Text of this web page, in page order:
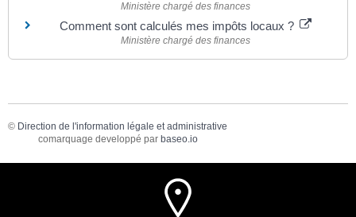
Ministère chargé des finances
Comment sont calculés mes impôts locaux ?
Ministère chargé des finances
© Direction de l'information légale et administrative
comarquage developpé par baseo.io